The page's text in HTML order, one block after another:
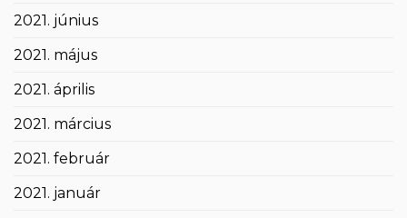
2021. június
2021. május
2021. április
2021. március
2021. február
2021. január